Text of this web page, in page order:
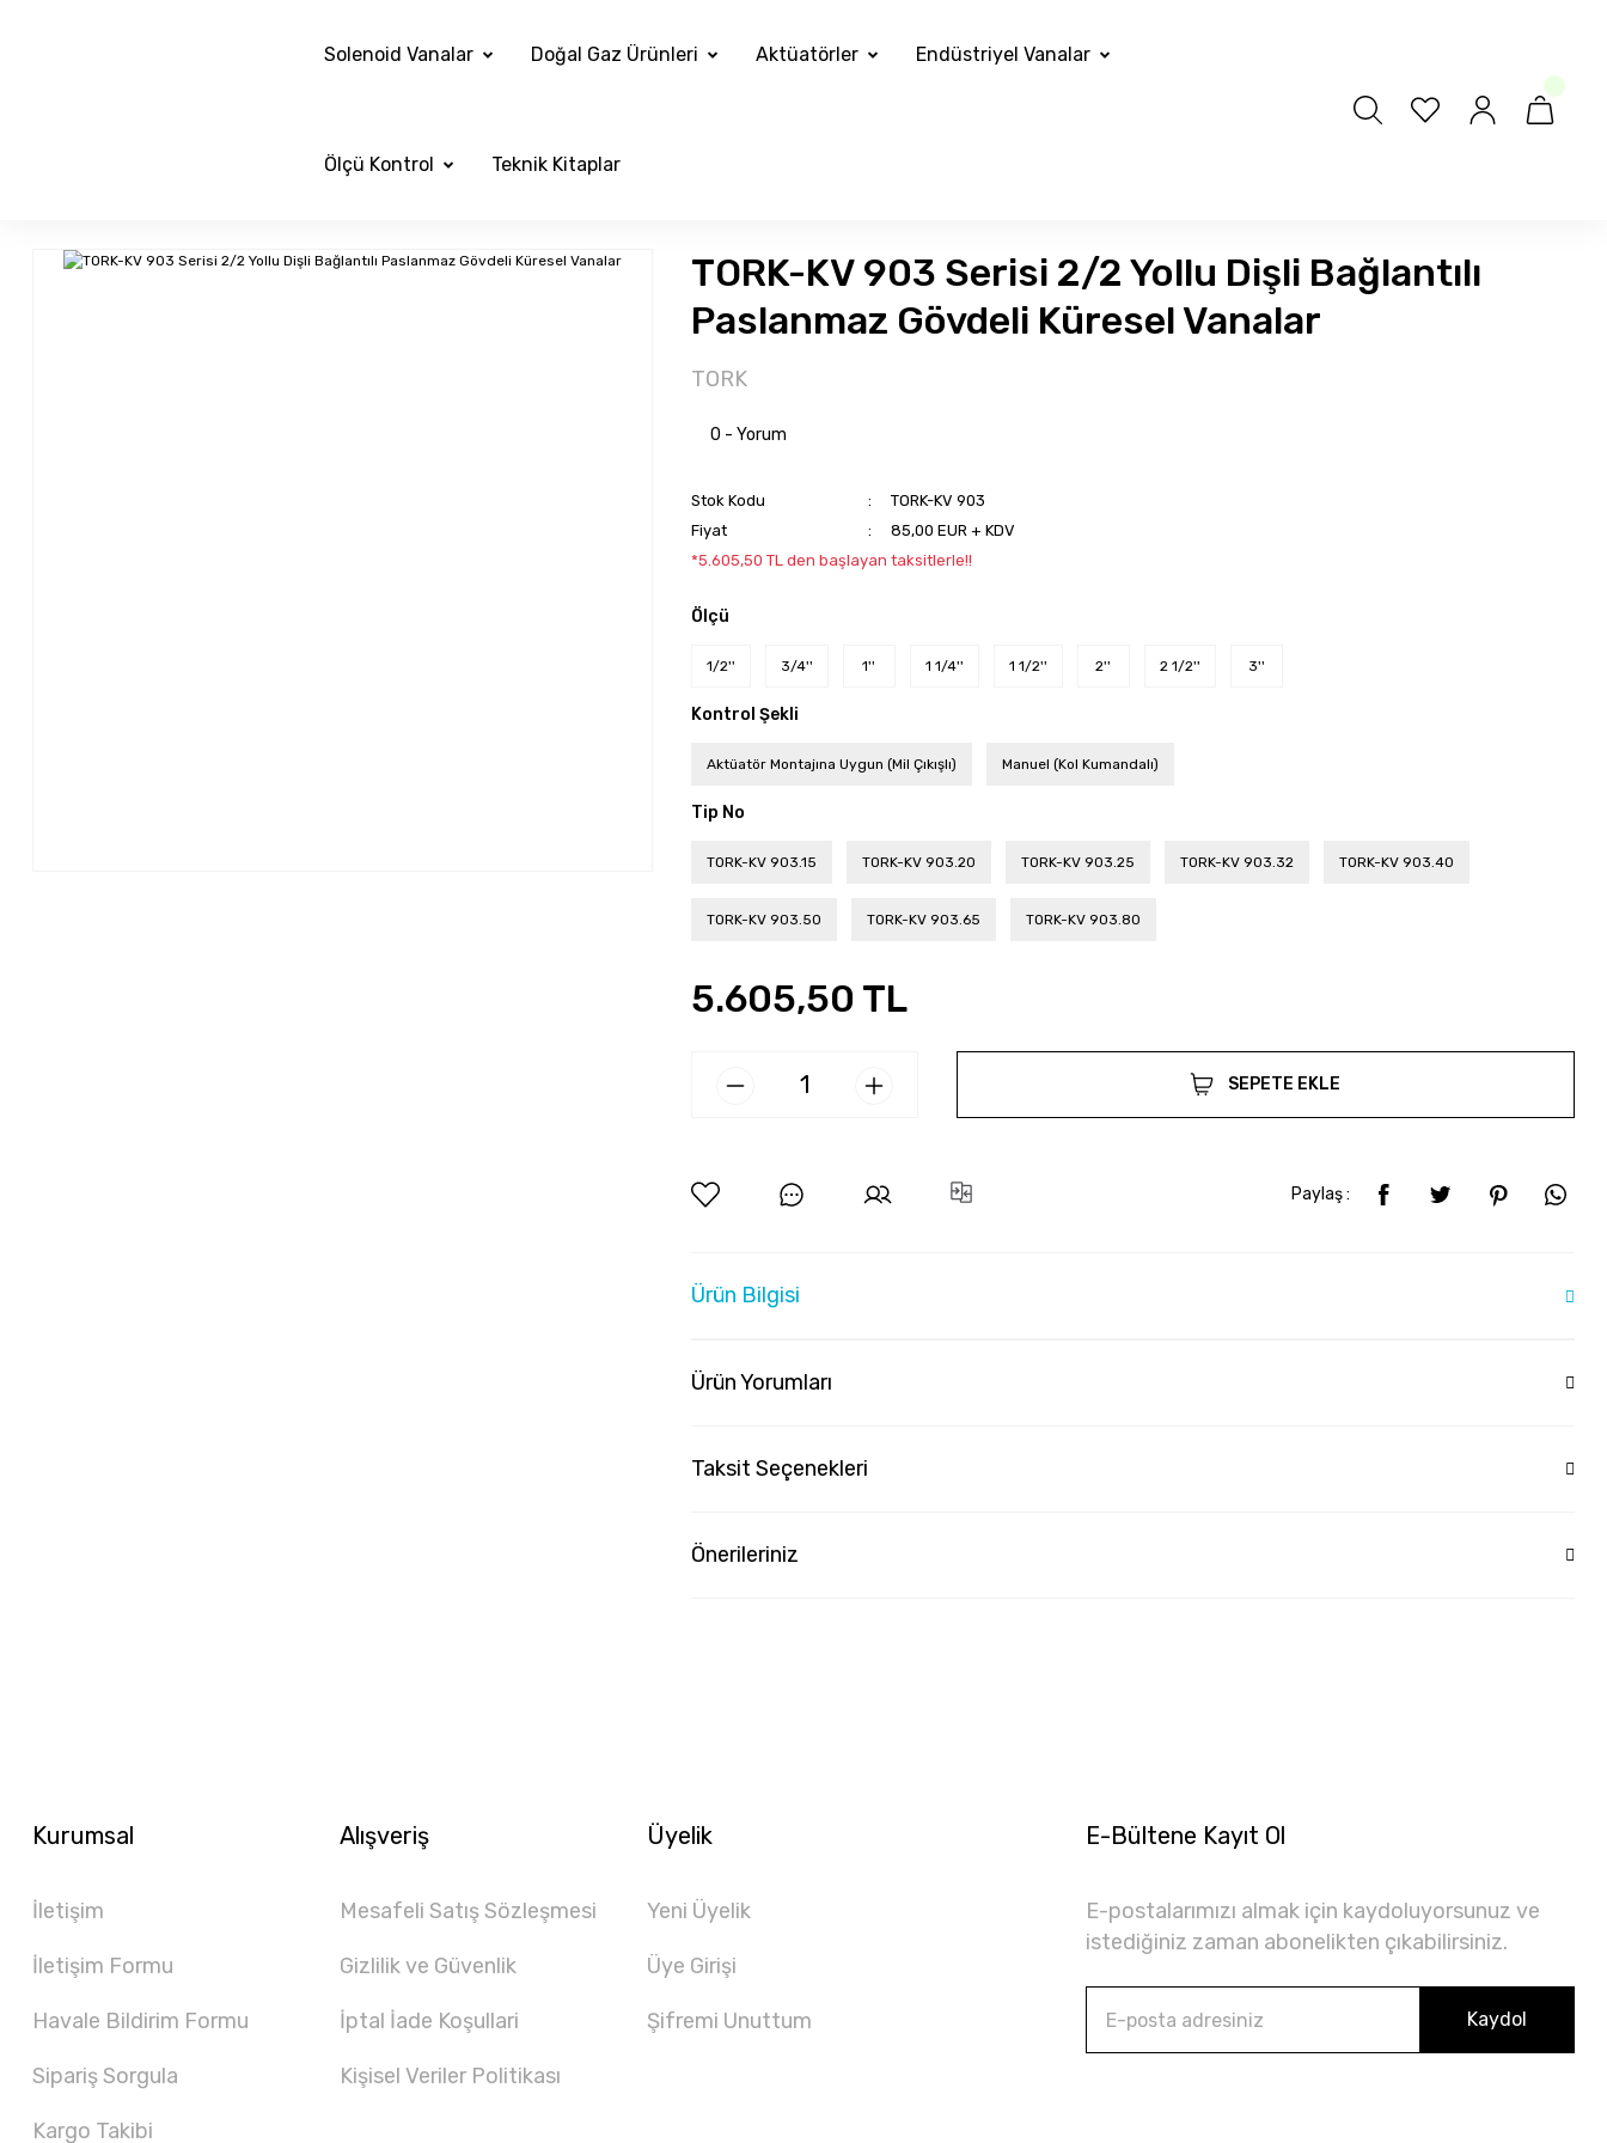
Solenoid Vanalar Doğal Gaz Ürünleri Aktüatörler Endüstriyel Vanalar
Ölçü Kontrol Teknik Kitaplar
TORK-KV 903 Serisi 2/2 Yollu Dişli Bağlantılı
Paslanmaz Gövdeli Küresel Vanalar
TORK
0 - Yorum
Stok Kodu
TORK-KV 903
Fiyat
85,00 EUR + KDV
*5.605,50 TL den başlayan taksitlerle!!
Ölçü
1/2'' 3/4'' 1'' 1 1/4'' 1 1/2'' 2'' 2 1/2'' 3''
Kontrol Şekli
Aktüatör Montajına Uygun (Mil Çıkışlı) Manuel (Kol Kumandalı)
Tip No
TORK-KV 903.15 TORK-KV 903.20 TORK-KV 903.25 TORK-KV 903.32 TORK-KV 903.40
TORK-KV 903.50 TORK-KV 903.65 TORK-KV 903.80
5.605,50 TL
SEPETE EKLE
Paylaş :
Ürün Bilgisi
Ürün Yorumları
Taksit Seçenekleri
Önerileriniz
Kurumsal
İletişim
İletişim Formu
Havale Bildirim Formu
Sipariş Sorgula
Kargo Takibi
Alışveriş
Mesafeli Satış Sözleşmesi
Gizlilik ve Güvenlik
İptal İade Koşullari
Kişisel Veriler Politikası
Üyelik
Yeni Üyelik
Üye Girişi
Şifremi Unuttum
E-Bültene Kayıt Ol
E-postalarımızı almak için kaydoluyorsunuz ve
istediğiniz zaman abonelikten çıkabilirsiniz.
Kaydol